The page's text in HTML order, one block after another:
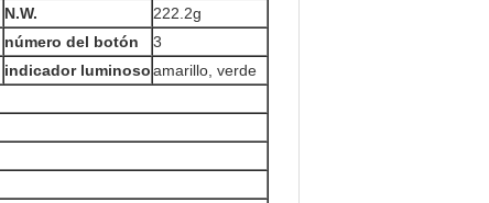
N.W.
222.2g
número del botón
3
indicador luminosoamarillo, verde